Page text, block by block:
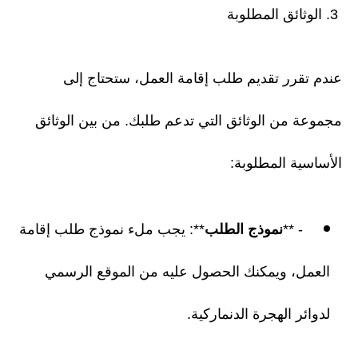
عندم تقرر تقديم طلب إقامة العمل، ستحتاج إلى
مجموعة من الوثائق التي تدعم طلبك. من بين الوثائق
الأساسية المطلوبة:
- **نموذج الطلب**: يجب ملء نموذج طلب إقامة
العمل، ويمكنك الحصول عليه من الموقع الرسمي
لدوائر الهجرة الدنماركية.